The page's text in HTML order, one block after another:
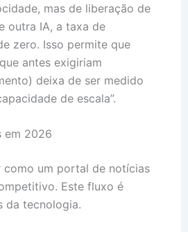
mas de liberação de
outra IA, a taxa de
zero. Isso permite que
antes exigiriam
deixa de ser medido
de escala”.
em 2026
como um portal de notícias
Este fluxo é
da tecnologia.